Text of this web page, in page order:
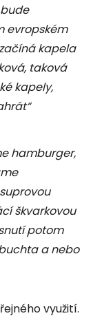
evropském
kapela
taková
kapely,
hamburger,
škvarkovou
potom
a nebo
využití.